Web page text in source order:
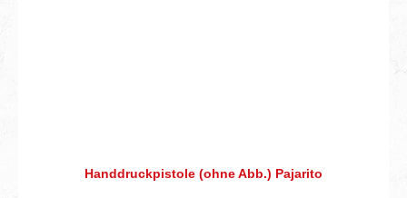
Handdruckpistole (ohne Abb.) Pajarito